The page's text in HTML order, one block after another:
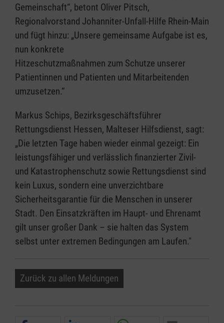
Gemeinschaft“, betont Oliver Pitsch,
Regionalvorstand Johanniter-Unfall-Hilfe Rhein-Main
und fügt hinzu: „Unsere gemeinsame Aufgabe ist es,
nun konkrete
Hitzeschutzmaßnahmen zum Schutze unserer
Patientinnen und Patienten und Mitarbeitenden
umzusetzen.“
Markus Schips, Bezirksgeschäftsführer
Rettungsdienst Hessen, Malteser Hilfsdienst, sagt:
„Die letzten Tage haben wieder einmal gezeigt: Ein
leistungsfähiger und verlässlich finanzierter Zivil-
und Katastrophenschutz sowie Rettungsdienst sind
kein Luxus, sondern eine unverzichtbare
Sicherheitsgarantie für die Menschen in unserer
Stadt. Den Einsatzkräften im Haupt- und Ehrenamt
gilt unser großer Dank – sie halten das System
selbst unter extremen Bedingungen am Laufen."
Zurück zu allen Meldungen